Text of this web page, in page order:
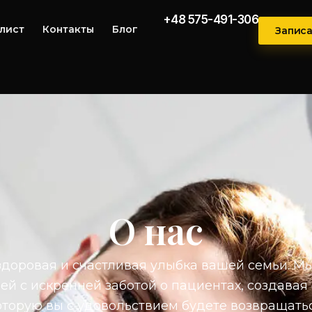
Контакты Блог
+48 575-491-306
О нас
и счастливая улыбка вашей семьи.
с искренней заботой о пациентах,
вы с удовольствием будете